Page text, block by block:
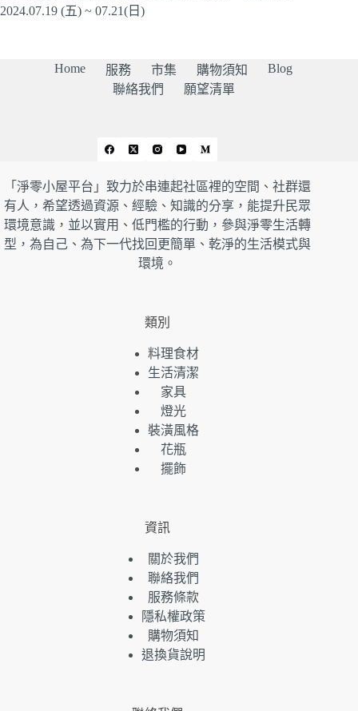
2024.07.19 (五) ~ 07.21(日)
Home 服務 市集 購物須知
Blog
聯絡我們
願望清單
「淨零小屋平台」致力於串連起社區裡的空間、社群還
有人，希望透過資源、經驗、知識的分享，能提升民眾
環境意識，並以實用、低門檻的行動，參與淨零生活轉
型，為自己、為下一代找回更簡單、乾淨的生活模式與
環境。
類別
料理食材
生活清潔
家具
燈光
裝潢風格
花瓶
擺飾
資訊
關於我們
聯絡我們
服務條款
隱私權政策
購物須知
退換貨說明